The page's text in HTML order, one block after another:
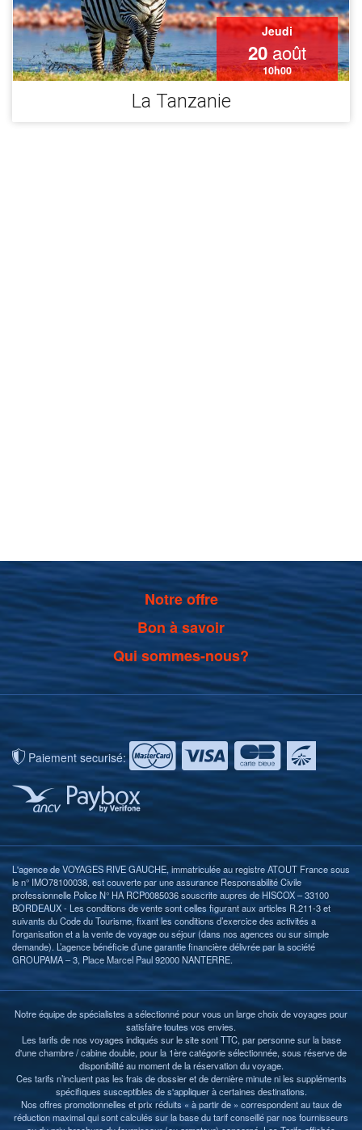
Jeudi
20 août
10h00
La Tanzanie
Notre offre
Bon à savoir
Qui sommes-nous?
Paiement securisé:
L'agence de VOYAGES RIVE GAUCHE, immatriculée au registre ATOUT France sous
le n° IMO78100038, est couverte par une assurance Responsabilité Civile
professionnelle Police N° HA RCP0085036 souscrite aupres de HISCOX – 33100
BORDEAUX - Les conditions de vente sont celles figurant aux articles R.211-3 et
suivants du Code du Tourisme, fixant les conditions d’exercice des activités a
l’organisation et a la vente de voyage ou séjour (dans nos agences ou sur simple
demande). L’agence bénéficie d’une garantie financière délivrée par la société
GROUPAMA – 3, Place Marcel Paul 92000 NANTERRE.
Notre équipe de spécialistes a sélectionné pour vous un large choix de voyages pour
satisfaire toutes vos envies.
Les tarifs de nos voyages indiqués sur le site sont TTC, par personne sur la base
d'une chambre / cabine double, pour la 1ère catégorie sélectionnée, sous réserve de
disponibilité au moment de la réservation du voyage.
Ces tarifs n’incluent pas les frais de dossier et de dernière minute ni les suppléments
spécifiques susceptibles de s'appliquer à certaines destinations.
Nos offres promotionnelles et prix réduits « à partir de » correspondent au taux de
réduction maximal qui sont calculés sur la base du tarif conseillé par nos fournisseurs